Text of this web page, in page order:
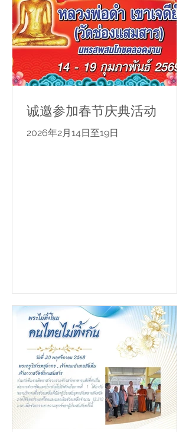
的功德。 讲经堂二楼供奉 Luang Pho
Sothon 为主尊佛像。 祈愿 Luang Pho
Sothon 慈悲加持，赐予诸位幸福安
康、所愿皆成。 本工程油漆及人工费用
总计 350,000 泰铢。
诚邀参加春节庆典活动
2026年2月14日至19日